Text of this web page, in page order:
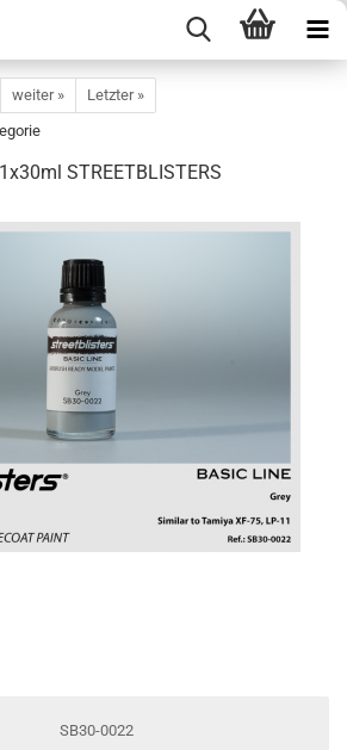
weiter »
Letzter »
STREETBLISTERS
SB30-0022